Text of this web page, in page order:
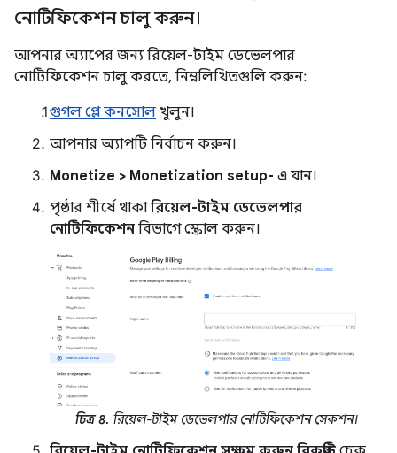
নোটিফিকেশন চালু করুন।
আপনার অ্যাপের জন্য রিয়েল-টাইম ডেভেলপার
নোটিফিকেশন চালু করতে, নিম্নলিখিতগুলি করুন:
গুগল প্লে কনসোল খুলুন।
আপনার অ্যাপটি নির্বাচন করুন।
Monetize > Monetization setup- এ যান।
পৃষ্ঠার শীর্ষে থাকারিয়েল-টাইম ডেভেলপার
নোটিফিকেশন বিভাগে স্ক্রোল করুন।
চিত্র ৪. রিয়েল-টাইম ডেভেলপার নোটিফিকেশন সেকশন।